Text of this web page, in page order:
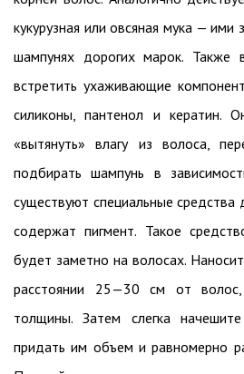
кукурузная или овсяная мука — ими
шампунях дорогих марок.
встретить ухаживающие
силиконы, пантенол и кератин.
«вытянуть» влагу из волоса,
подбирать шампунь в
существуют специальные
содержат пигмент. Такое
будет заметно на волосах.
расстоянии 25—30 см от
толщины. Затем слегка
придать им объем и равномерно